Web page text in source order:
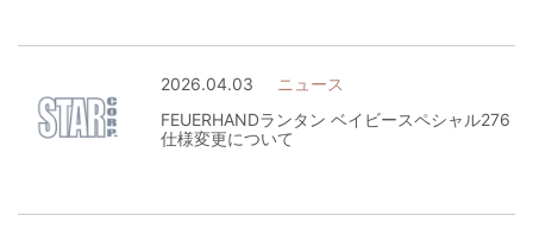
2026.04.03
ニュース
FEUERHANDランタン ベイビースペシャル276
仕様変更について